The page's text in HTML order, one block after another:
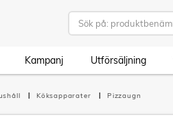
Kampanj Utförsäljning
Köksapparater Pizzaugn